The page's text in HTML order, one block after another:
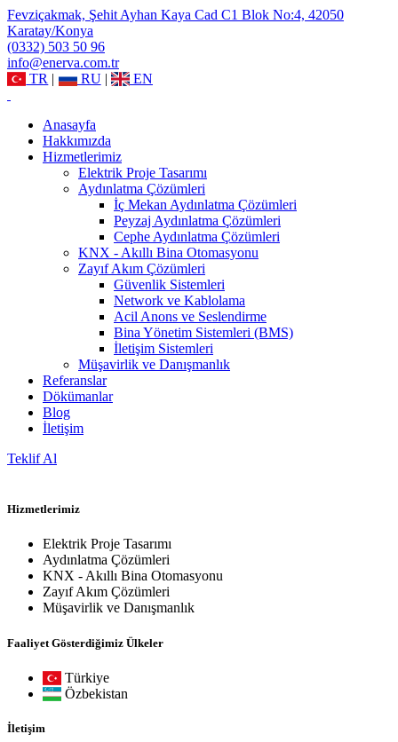
Fevziçakmak, Şehit Ayhan Kaya Cad C1 Blok No:4, 42050
Karatay/Konya
(0332) 503 50 96
info@enerva.com.tr
TR | RU | EN
Anasayfa
Hakkımızda
Hizmetlerimiz
Elektrik Proje Tasarımı
Aydınlatma Çözümleri
İç Mekan Aydınlatma Çözümleri
Peyzaj Aydınlatma Çözümleri
Cephe Aydınlatma Çözümleri
KNX - Akıllı Bina Otomasyonu
Zayıf Akım Çözümleri
Güvenlik Sistemleri
Network ve Kablolama
Acil Anons ve Seslendirme
Bina Yönetim Sistemleri (BMS)
İletişim Sistemleri
Müşavirlik ve Danışmanlık
Referanslar
Dökümanlar
Blog
İletişim
Teklif Al
Hizmetlerimiz
Elektrik Proje Tasarımı
Aydınlatma Çözümleri
KNX - Akıllı Bina Otomasyonu
Zayıf Akım Çözümleri
Müşavirlik ve Danışmanlık
Faaliyet Gösterdiğimiz Ülkeler
Türkiye
Özbekistan
İletişim